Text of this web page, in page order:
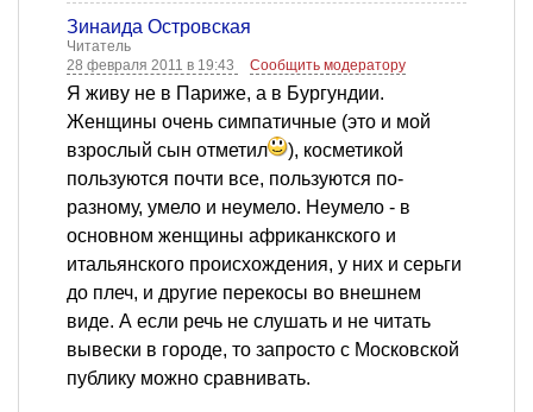
Зинаида Островская
Читатель
28 февраля 2011 в 19:43
Сообщить модератору
Я живу не в Париже, а в Бургундии.
Женщины очень симпатичные (это и мой
взрослый сын отметил
), косметикой
пользуются почти все, пользуются по-
разному, умело и неумело. Неумело - в
основном женщины африканкского и
итальянского происхождения, у них и серьги
до плеч, и другие перекосы во внешнем
виде. А если речь не слушать и не читать
вывески в городе, то запросто с Московской
публику можно сравнивать.